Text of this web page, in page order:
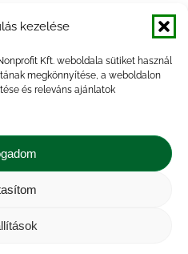
kezelése
Kft. weboldala sütiket használ
megkönnyítése, a weboldalon
és releváns ajánlatok
nemzetközi
lehetőségei a hazai